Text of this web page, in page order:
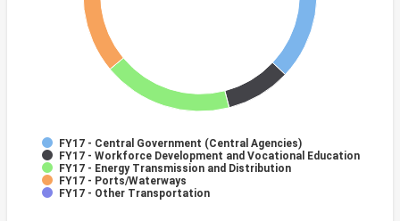
FY17 - Central Government (Central Agencies)
FY17 - Workforce Development and Vocational Education
FY17 - Energy Transmission and Distribution
FY17 - Ports/Waterways
FY17 - Other Transportation